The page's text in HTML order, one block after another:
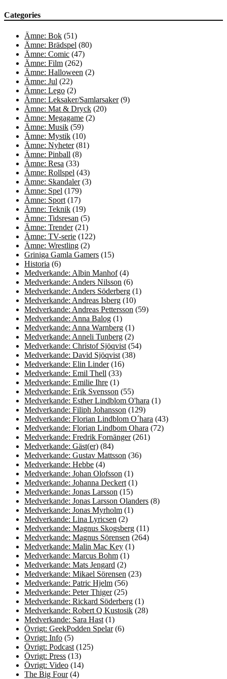
Categories
Ämne: Bok (51)
Ämne: Brädspel (80)
Ämne: Comic (47)
Ämne: Film (262)
Ämne: Halloween (2)
Ämne: Jul (22)
Ämne: Lego (2)
Ämne: Leksaker/Samlarsaker(9)
Ämne: Mat & Dryck (20)
Ämne: Megagame (2)
Ämne: Musik (59)
Ämne: Mystik (10)
Ämne: Nyheter(81)
Ämne: Pinball (8)
Ämne: Resa (33)
Ämne: Rollspel (43)
Ämne: Skandaler(3)
Ämne: Spel (179)
Ämne: Sport (17)
Ämne: Teknik (19)
Ämne: Tidsresan (5)
Ämne: Trender(21)
Ämne: TV-serie (122)
Ämne: Wrestling (2)
Griniga Gamla Gamers (15)
Historia (6)
Medverkande: Albin Manhof(4)
Medverkande: Anders Nilsson (6)
Medverkande: Anders Söderberg (1)
Medverkande: Andreas Isberg (10)
Medverkande: Andreas Pettersson (59)
Medverkande: Anna Balog (1)
Medverkande: Anna Warnberg (1)
Medverkande: Anneli Tunberg (2)
Medverkande: Christof Sjöqvist (54)
Medverkande: David Sjöqvist (38)
Medverkande: Elin Linder(16)
Medverkande: Emil Thell (33)
Medverkande: Emilie Ihre (1)
Medverkande: Erik Svensson (55)
Medverkande: Esther Lindblom O'hara (1)
Medverkande: Filiph Johansson (129)
Medverkande: Florian Lindblom O´hara (43)
Medverkande: Florian Lindbom Ohara (72)
Medverkande: Fredrik Fornänger(261)
Medverkande: Gäst(er) (84)
Medverkande: Gustav Mattsson (36)
Medverkande: Hebbe (4)
Medverkande: Johan Olofsson (1)
Medverkande: Johanna Deckert (1)
Medverkande: Jonas Larsson (15)
Medverkande: Jonas Larsson Olanders (8)
Medverkande: Jonas Myrholm (1)
Medverkande: Lina Lyricsen (2)
Medverkande: Magnus Skogsberg (11)
Medverkande: Magnus Sörensen (264)
Medverkande: Malin Mac Key (1)
Medverkande: Marcus Bohm (1)
Medverkande: Mats Jengard (2)
Medverkande: Mikael Sörensen (23)
Medverkande: Patric Hjelm (56)
Medverkande: Peter Thiger(25)
Medverkande: Rickard Söderberg (1)
Medverkande: Robert Q Kustosik (28)
Medverkande: Sara Hast (1)
Övrigt: GeekPodden Spelar(6)
Övrigt: Info (5)
Övrigt: Podcast (125)
Övrigt: Press (13)
Övrigt: Video (14)
The Big Four(4)